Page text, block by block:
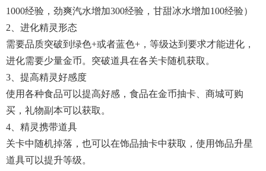
1000经验，劲爽汽水增加300经验，甘甜冰水增加100经验）
2、进化精灵形态
需要品质突破到绿色+或者蓝色+，等级达到要求才能进化，
进化需要少量金币。突破道具在各关卡随机获取。
3、提高精灵好感度
使用各种食品可以提高好感，食品在金币抽卡、商城可购
买，礼物副本可以获取。
4、精灵携带道具
关卡中随机掉落，也可以在饰品抽卡中获取，使用饰品升星
道具可以提升等级。